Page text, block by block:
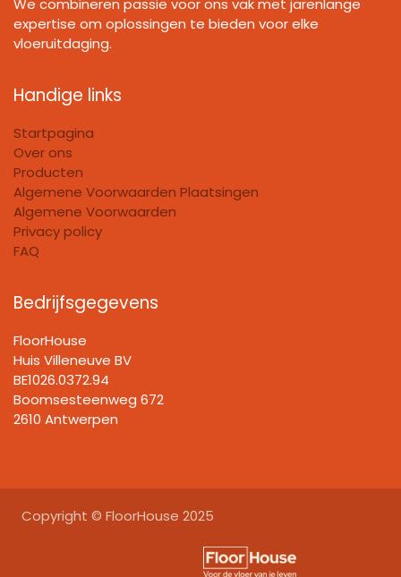
expertise om oplossingen te bieden voor elke
vloeruitdaging.
Handige links
Startpagina
Over ons
Producten
Algemene Voorwaarden Plaatsingen
Algemene Voorwaarden
Privacy policy
FAQ
Bedrijfsgegevens
FloorHouse
Huis Villeneuve BV​
BE1026.0372.94
Boomsesteenweg 672
2610 Antwerpen
Copyright © FloorHouse 2025